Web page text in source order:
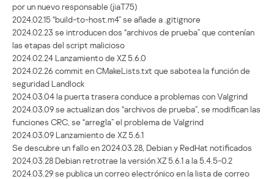
por un nuevo responsable (jiaT75)
2024.02.15 “build-to-host.m4” se añade a .gitignore
2024.02.23 se introducen dos “archivos de prueba” que contenían
las etapas del script malicioso
2024.02.24 Lanzamiento de XZ 5.6.0
2024.02.26 commit en CMakeLists.txt que sabotea la función de
seguridad Landlock
2024.03.04 la puerta trasera conduce a problemas con Valgrind
2024.03.09 se actualizan dos “archivos de prueba”, se modifican las
funciones CRC, se “arregla” el problema de Valgrind
2024.03.09 Lanzamiento de XZ 5.6.1
Se descubre un fallo en 2024.03.28, Debian y RedHat notificados
2024.03.28 Debian retrotrae la versión XZ 5.6.1 a la 5.4.5-0.2
2024.03.29 se publica un correo electrónico en la lista de correo